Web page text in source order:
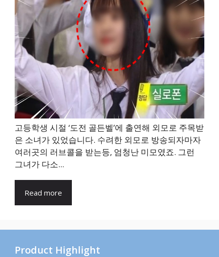
고등학생 시절 ‘도전 골든벨’에 출연해 외모로 주목받
은 소녀가 있었습니다. 수려한 외모로 방송되자마자
여러곳의 러브콜을 받는등, 엄청난 미모였죠. 그런
그녀가 다소...
Read more
Product Highlight